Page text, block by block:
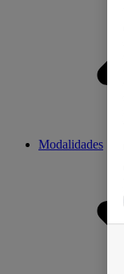
Modalidades